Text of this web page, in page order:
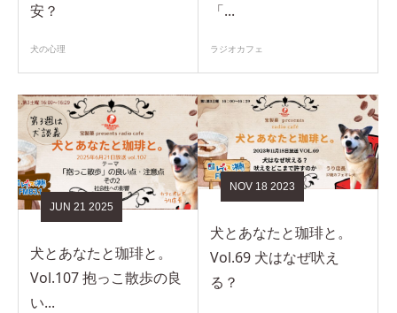
安？
犬の心理
「...
ラジオカフェ
JUN 21 2025
犬とあなたと珈琲と。
Vol.107 抱っこ散歩の良
い...
NOV 18 2023
犬とあなたと珈琲と。
Vol.69 犬はなぜ吠え
る？